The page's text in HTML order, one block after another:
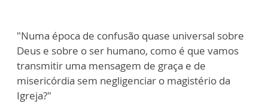
"Numa época de confusão quase universal sobre
Deus e sobre o ser humano, como é que vamos
transmitir uma mensagem de graça e de
misericórdia sem negligenciar o magistério da
Igreja?"